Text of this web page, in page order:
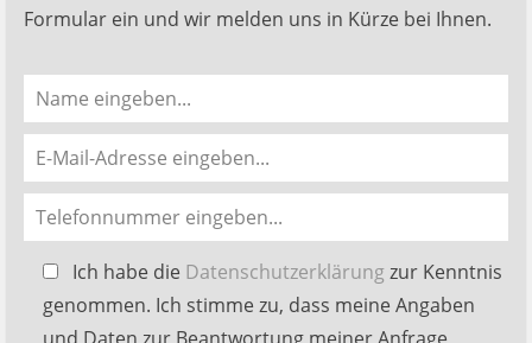
Formular ein und wir melden uns in Kürze bei Ihnen.
Bitte
lasse
dieses
Ich habe die Datenschutzerklärungzur Kenntnis
genommen. Ich stimme zu, dass meine Angaben